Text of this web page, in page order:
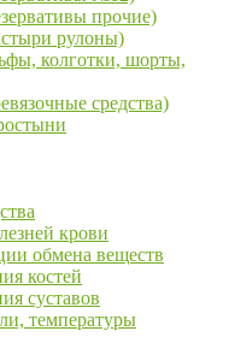
прочие)
рулоны)
колготки, шорты,
средства)
крови
обмена веществ
костей
суставов
температуры